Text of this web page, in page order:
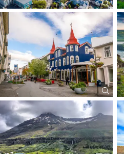
House).